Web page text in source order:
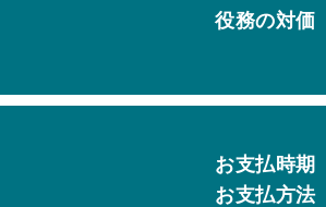
役務の対価
お支払時期
お支払方法